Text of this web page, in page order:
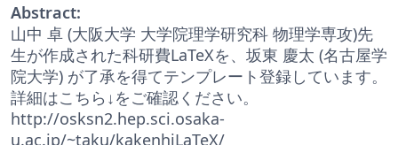
Abstract:
山中 卓 (大阪大学 大学院理学研究科 物理学専攻)先
生が作成された科研費LaTeXを、坂東 慶太 (名古屋学
院大学) が了承を得てテンプレート登録しています。
詳細はこちら↓をご確認ください。
http://osksn2.hep.sci.osaka-
u.ac.jp/~taku/kakenhiLaTeX/